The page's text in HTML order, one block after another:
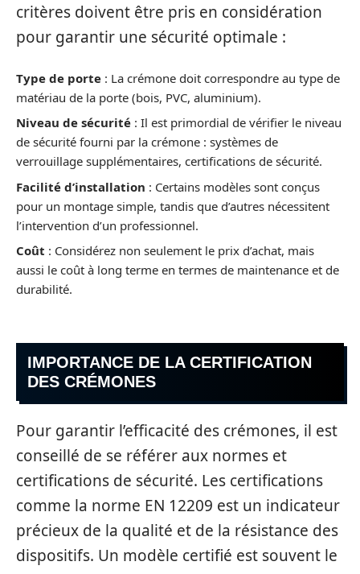
critères doivent être pris en considération
pour garantir une sécurité optimale :
Type de porte : La crémone doit correspondre au type de
matériau de la porte (bois, PVC, aluminium).
Niveau de sécurité : Il est primordial de vérifier le niveau
de sécurité fourni par la crémone : systèmes de
verrouillage supplémentaires, certifications de sécurité.
Facilité d’installation : Certains modèles sont conçus
pour un montage simple, tandis que d’autres nécessitent
l’intervention d’un professionnel.
Coût : Considérez non seulement le prix d’achat, mais
aussi le coût à long terme en termes de maintenance et de
durabilité.
IMPORTANCE DE LA CERTIFICATION
DES CRÉMONES
Pour garantir l’efficacité des crémones, il est
conseillé de se référer aux normes et
certifications de sécurité. Les certifications
comme la norme EN 12209 est un indicateur
précieux de la qualité et de la résistance des
dispositifs. Un modèle certifié est souvent le